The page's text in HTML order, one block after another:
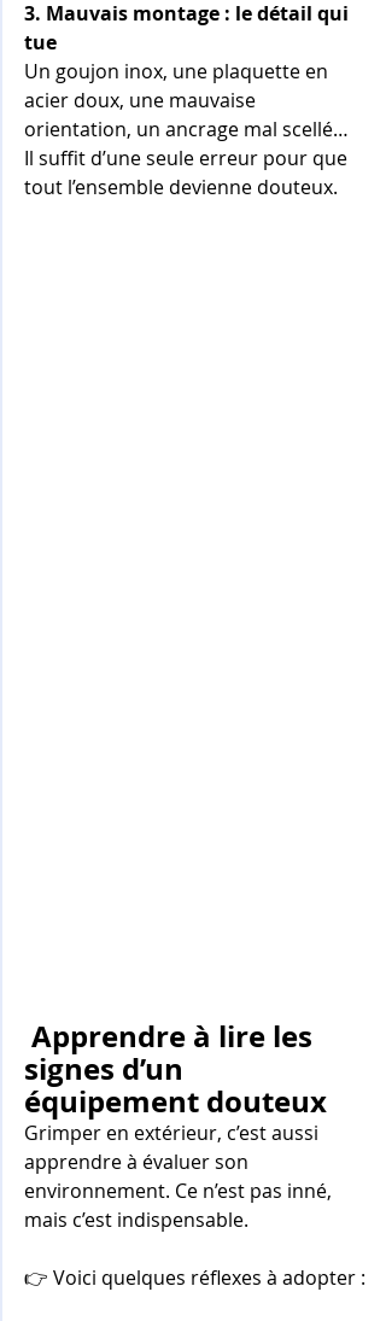
3. Mauvais montage : le détail qui
tue
Un goujon inox, une plaquette en
acier doux, une mauvaise
orientation, un ancrage mal scellé…
Il suffit d’une seule erreur pour que
tout l’ensemble devienne douteux.
Apprendre à lire les
signes d’un
équipement douteux
Grimper en extérieur, c’est aussi
apprendre à évaluer son
environnement. Ce n’est pas inné,
mais c’est indispensable.
👉 Voici quelques réflexes à adopter :